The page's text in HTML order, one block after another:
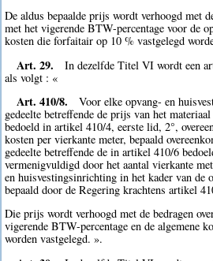
De aldus bepaalde prijs wordt verhoogd met
met het vigerende BTW-percentage voor de
kosten die forfaitair op 10 % vastgelegd
Art. 29.
In dezelfde Titel VI wordt een
als volgt : «
Art. 410/8.
Voor elke opvang- en
gedeelte betreffende de prijs van het
bedoeld in artikel 410/4, eerste lid, 2°,
kosten per vierkante meter, bepaald
gedeelte betreffende de in artikel 410/6
vermenigvuldigd door het aantal vierkante
en huisvestingsinrichting in het kader van de
bepaald door de Regering krachtens artikel
Die prijs wordt verhoogd met de bedragen
vigerende BTW-percentage en de algemene
worden vastgelegd. ».